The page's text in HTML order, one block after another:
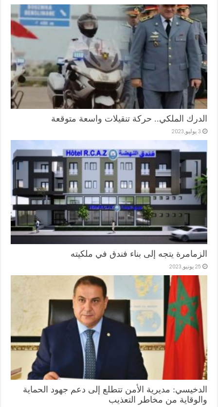
الدرك الملكي.. حركة تنقيلات واسعة متوقعة
3 يوليو,2023
الزمامرة يتجه إلى بناء فندق في ملكيته
25 يونيو,2023
الدخيسي: مديرية الأمن تتطلع إلى دعم جهود الحماية
والوقاية من مخاطر التعذيب